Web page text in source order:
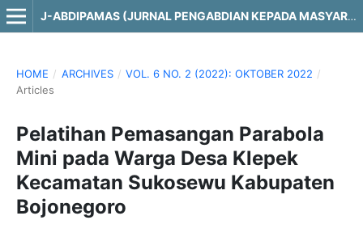
J-ABDIPAMAS (JURNAL PENGABDIAN KEPADA MASYARAKAT)
HOME / ARCHIVES / VOL. 6 NO. 2 (2022): OKTOBER 2022 /
Articles
Pelatihan Pemasangan Parabola
Mini pada Warga Desa Klepek
Kecamatan Sukosewu Kabupaten
Bojonegoro